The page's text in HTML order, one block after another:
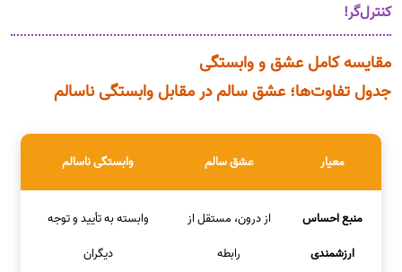
کنترل‌گر!
مقایسه کامل عشق و وابستگی
جدول تفاوت‌ها؛ عشق سالم در مقابل وابستگی ناسالم
معیار عشق سالم وابستگی ناسالم
منبع احساس
ارزشمندی
از درون، مستقل از
رابطه
وابسته به تأیید و توجه
دیگران